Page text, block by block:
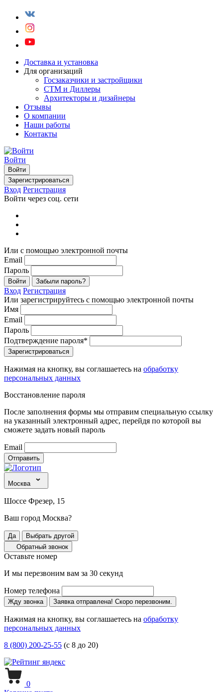
Доставка и установка
Для организаций
Госзаказчики и застройщики
СТМ и Диллеры
Архитекторы и дизайнеры
Отзывы
О компании
Наши работы
Контакты
Войти
Войти
Зарегистрироваться
Вход Регистрация
Войти через соц. сети
Или с помощью электронной почты
Email
Пароль
Войти Забыли пароль?
Вход Регистрация
Или зарегистрируйтесь с помощью электронной почты
Имя
Email
Пароль
Подтверждение пароля*
Зарегистрироваться
Нажимая на кнопку, вы соглашаетесь на обработку
персональных данных
Восстановление пароля
После заполнения формы мы отправим специальную ссылку
на указанный электронный адрес, перейдя по которой вы
сможете задать новый пароль
Email
Отправить
Москва
Шоссе Фрезер, 15
Ваш город Москва?
Да
Выбрать другой
Обратный звонок
Оставьте номер
И мы перезвоним вам за 30 секунд
Номер телефона
Жду звонка Заявка отправлена! Скоро перезвоним.
Нажимая на кнопку, вы соглашаетесь на обработку
персональных данных
8 (800) 200-25-55 (с 8 до 20)
0